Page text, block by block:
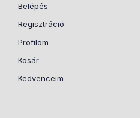
Belépés
Regisztráció
Profilom
Kosár
Kedvenceim